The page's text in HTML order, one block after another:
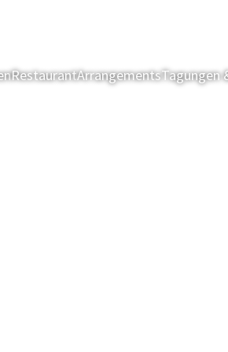
RestaurantArrangementsTagungen